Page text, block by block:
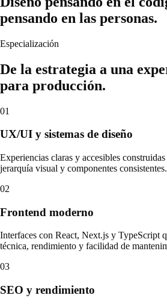
pensando en las personas.
Especialización
De la estrategia a una
para producción.
01
UX/UI y sistemas de diseño
Experiencias claras y accesibles
jerarquía visual y componentes consistentes.
02
Frontend moderno
Interfaces con React, Next.js y TypeScript
técnica, rendimiento y facilidad de
03
SEO y rendimiento